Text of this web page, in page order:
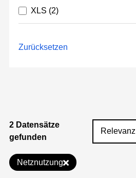
XLS (2)
Zurücksetzen
2 Datensätze
gefunden
Netznutzung